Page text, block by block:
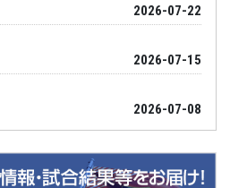
2026-07-22
2026-07-15
2026-07-08